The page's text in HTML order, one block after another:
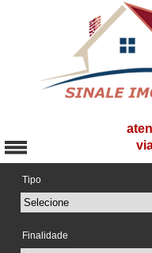
Tipo
Finalidade